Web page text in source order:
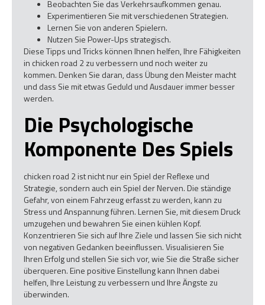
Beobachten Sie das Verkehrsaufkommen genau.
Experimentieren Sie mit verschiedenen Strategien.
Lernen Sie von anderen Spielern.
Nutzen Sie Power-Ups strategisch.
Diese Tipps und Tricks können Ihnen helfen, Ihre Fähigkeiten
in chicken road 2 zu verbessern und noch weiter zu
kommen. Denken Sie daran, dass Übung den Meister macht
und dass Sie mit etwas Geduld und Ausdauer immer besser
werden.
Die Psychologische
Komponente Des Spiels
chicken road 2 ist nicht nur ein Spiel der Reflexe und
Strategie, sondern auch ein Spiel der Nerven. Die ständige
Gefahr, von einem Fahrzeug erfasst zu werden, kann zu
Stress und Anspannung führen. Lernen Sie, mit diesem Druck
umzugehen und bewahren Sie einen kühlen Kopf.
Konzentrieren Sie sich auf Ihre Ziele und lassen Sie sich nicht
von negativen Gedanken beeinflussen. Visualisieren Sie
Ihren Erfolg und stellen Sie sich vor, wie Sie die Straße sicher
überqueren. Eine positive Einstellung kann Ihnen dabei
helfen, Ihre Leistung zu verbessern und Ihre Ängste zu
überwinden.